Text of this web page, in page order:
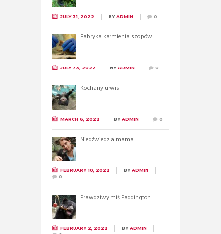
JULY 31, 2022 BYADMIN 0
Fabryka karmienia szopów
JULY 23, 2022 BYADMIN 0
Kochany urwis
MARCH 6, 2022 BYADMIN 0
Niedźwiedzia mama
FEBRUARY 10, 2022 BYADMIN
0
Prawdziwy miś Paddington
FEBRUARY 2, 2022 BYADMIN